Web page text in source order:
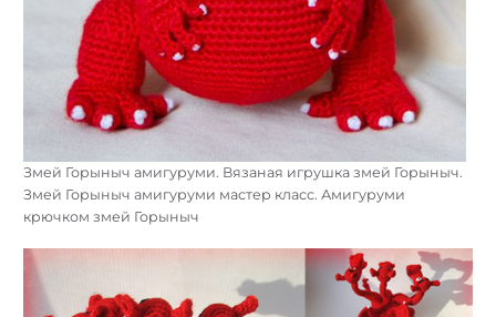
Змей Горыныч амигуруми. Вязаная игрушка змей Горыныч.
Змей Горыныч амигуруми мастер класс. Амигуруми
крючком змей Горыныч